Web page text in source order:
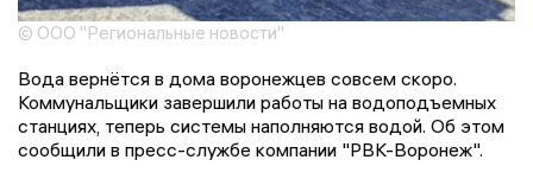
© ООО "Региональные новости"
Вода вернётся в дома воронежцев совсем скоро.
Коммунальщики завершили работы на водоподъемных
станциях, теперь системы наполняются водой. Об этом
сообщили в пресс-службе компании "РВК-Воронеж".